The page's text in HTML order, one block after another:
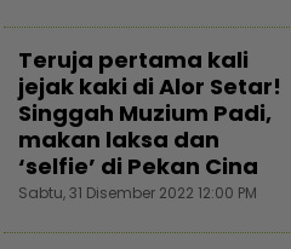
Teruja pertama kali
jejak kaki di Alor Setar!
Singgah Muzium Padi,
makan laksa dan
‘selfie’ di Pekan Cina
Sabtu, 31 Disember 2022 12:00 PM